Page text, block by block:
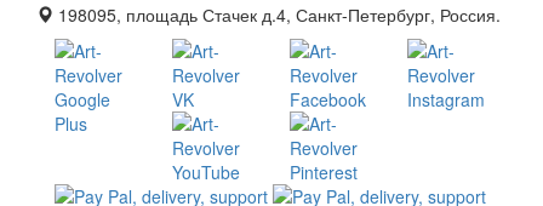
198095, площадь Стачек д.4, Санкт-Петербург, Россия.